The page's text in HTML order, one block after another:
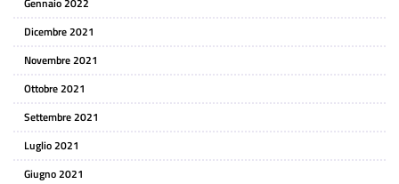
Gennaio 2022
Dicembre 2021
Novembre 2021
Ottobre 2021
Settembre 2021
Luglio 2021
Giugno 2021